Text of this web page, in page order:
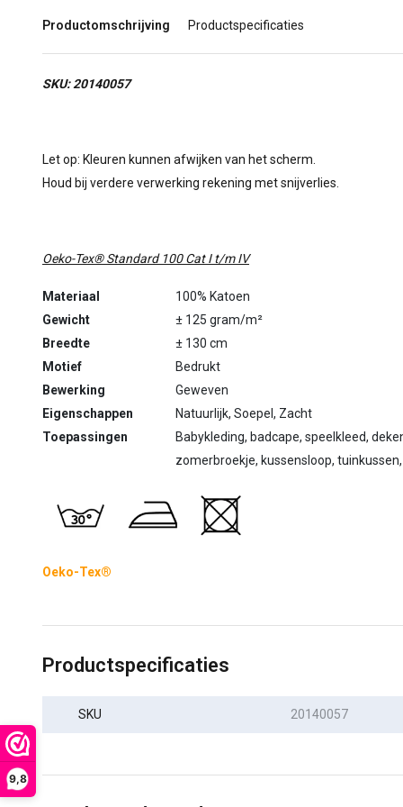
9,8
Productomschrijving Productspecificaties
SKU: 20140057
Let op: Kleuren kunnen afwijken van het scherm.
Houd bij verdere verwerking rekening met snijverlies.
Oeko-Tex® Standard 100 Cat I t/m IV
Materiaal
100% Katoen
Gewicht
± 125 gram/m²
Breedte
± 130 cm
Motief
Bedrukt
Bewerking
Geweven
Eigenschappen
Natuurlijk, Soepel, Zacht
Toepassingen
Babykleding, badcape, speelkleed,
zomerbroekje, kussensloop,
Oeko-Tex®
Productspecificaties
SKU 20140057